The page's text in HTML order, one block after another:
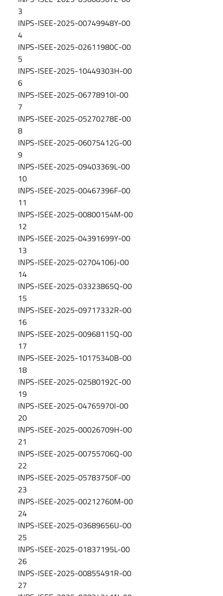
3
INPS-ISEE-2025-00749948Y-00
4
INPS-ISEE-2025-02611980C-00
5
INPS-ISEE-2025-10449303H-00
6
INPS-ISEE-2025-06778910I-00
7
INPS-ISEE-2025-05270278E-00
8
INPS-ISEE-2025-06075412G-00
9
INPS-ISEE-2025-09403369L-00
10
INPS-ISEE-2025-00467396F-00
11
INPS-ISEE-2025-00800154M-00
12
INPS-ISEE-2025-04391699Y-00
13
INPS-ISEE-2025-02704106J-00
14
INPS-ISEE-2025-03323865Q-00
15
INPS-ISEE-2025-09717332R-00
16
INPS-ISEE-2025-00968115Q-00
17
INPS-ISEE-2025-10175340B-00
18
INPS-ISEE-2025-02580192C-00
19
INPS-ISEE-2025-04765970I-00
20
INPS-ISEE-2025-00026709H-00
21
INPS-ISEE-2025-00755706Q-00
22
INPS-ISEE-2025-05783750F-00
23
INPS-ISEE-2025-00212760M-00
24
INPS-ISEE-2025-03689656U-00
25
INPS-ISEE-2025-01837195L-00
26
INPS-ISEE-2025-00855491R-00
27